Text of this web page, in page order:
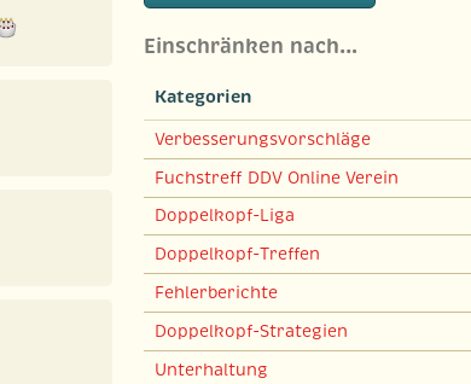
Einschränken nach…
Kategorien
Verbesserungsvorschläge
Fuchstreff DDV Online Verein
Doppelkopf-Liga
Doppelkopf-Treffen
Fehlerberichte
Doppelkopf-Strategien
Unterhaltung